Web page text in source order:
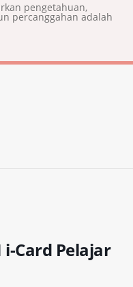
pengetahuan,
percanggahan adalah
Card Pelajar